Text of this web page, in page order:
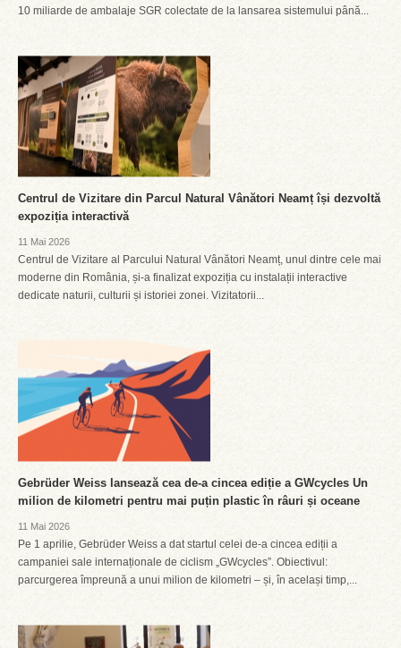
10 miliarde de ambalaje SGR colectate de la lansarea sistemului până...
Centrul de Vizitare din Parcul Natural Vânători Neamț își dezvoltă
expoziția interactivă
11 Mai 2026
Centrul de Vizitare al Parcului Natural Vânători Neamț, unul dintre cele mai
moderne din România, și-a finalizat expoziția cu instalații interactive
dedicate naturii, culturii și istoriei zonei. Vizitatorii...
Gebrüder Weiss lansează cea de-a cincea ediție a GWcycles Un
milion de kilometri pentru mai puțin plastic în râuri și oceane
11 Mai 2026
Pe 1 aprilie, Gebrüder Weiss a dat startul celei de-a cincea ediții a
campaniei sale internaționale de ciclism „GWcycles”. Obiectivul:
parcurgerea împreună a unui milion de kilometri – și, în același timp,...